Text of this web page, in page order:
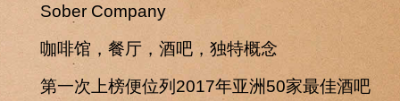
Sober Company
咖啡馆，餐厅，酒吧，独特概念
第一次上榜便位列2017年亚洲50家最佳酒吧